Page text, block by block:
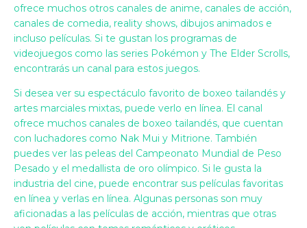
ofrece muchos otros canales de anime, canales de acción,
canales de comedia, reality shows, dibujos animados e
incluso películas. Si te gustan los programas de
videojuegos como las series Pokémon y The Elder Scrolls,
encontrarás un canal para estos juegos.
Si desea ver su espectáculo favorito de boxeo tailandés y
artes marciales mixtas, puede verlo en línea. El canal
ofrece muchos canales de boxeo tailandés, que cuentan
con luchadores como Nak Mui y Mitrione. También
puedes ver las peleas del Campeonato Mundial de Peso
Pesado y el medallista de oro olímpico. Si le gusta la
industria del cine, puede encontrar sus películas favoritas
en línea y verlas en línea. Algunas personas son muy
aficionadas a las películas de acción, mientras que otras